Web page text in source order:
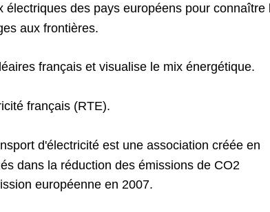
des pays européens pour connaître
aux frontières.
français et visualise le mix énergétique.
français (RTE).
d'électricité est une association créée en
dans la réduction des émissions de CO2
européenne en 2007.